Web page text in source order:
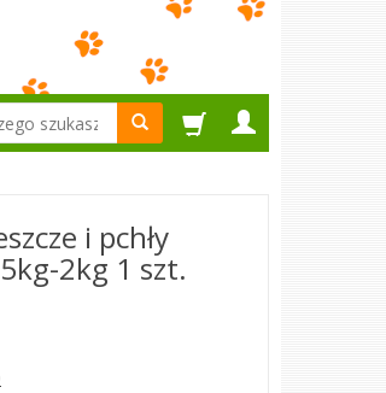
Wyszukaj
i pchły
2kg 1 szt.